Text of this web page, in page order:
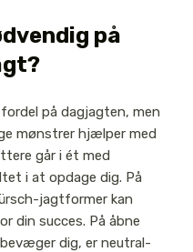
på
på dagjagten, men
mønstrer hjælper med
går i ét med
i at opdage dig. På
jagtformer kan
din succes. På åbne
dig, er neutral-